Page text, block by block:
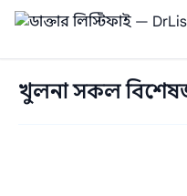
কন্টেন্টে যান
খুলনা সকল